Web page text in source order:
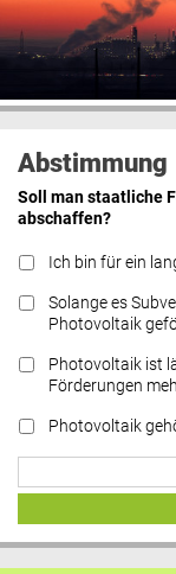
Abstimmung
Soll man staatliche
abschaffen?
Ich bin für ein
Solange es
Photovoltaik
Photovoltaik ist
Förderungen
Photovoltaik